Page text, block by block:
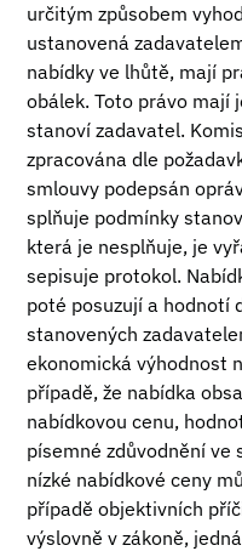
určitým způsobem
ustanovená
nabídky ve lhůtě, mají
obálek. Toto právo mají
stanoví zadavatel.
zpracována dle
smlouvy podepsán
splňuje podmínky
která je nesplňuje, je
sepisuje protokol.
poté posuzují a hodnotí
stanovených
ekonomická výhodnost
případě, že nabídka
nabídkovou cenu,
písemné zdůvodnění ve
nízké nabídkové ceny
případě objektivních
výslovně v zákoně,